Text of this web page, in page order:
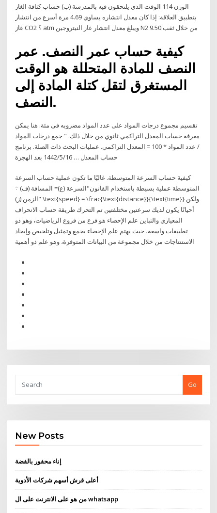
الوزن 114 الوقت الذي يلتحقون فيه بالمدرسة (ب) حساب كثافة الغاز
بتطبیق العلاقة: إذا كان معدل انتشاره یساوي 4.69 مرة أسرع من انتشار
غاز CO2 ؟ atm ويبلغ معدل انتشار غاز النيتروجين N2 من خلال ثقب 9.50
كيفية حساب عمر النصف. عمر
النصف للمادة المتحللة هو الوقت
المستغرق لتقل كتلة المادة إلى
النصف.
تقسيم مجموع درجات المواد على عدد المواد مضروبه فى مئة. هنا يمكن
معرفة حساب المعدل التراكمي ثانوي من خلال ذلك. " جمع درجات المواد
/ عدد المواد * 100 = المعدل التراكمي. عمليات البحث ذات الصلة. برنامج
حساب المعدل … 16‏‏/5‏‏/1442 بعد الهجرة
كيفية حساب السرعة المتوسطة. غالبًا ما تكون عملية حساب السرعة
المتوسطة عملية بسيطة باستخدام القانون"السرعة (ع)= المسافة (ف) ÷
الزمن (ز)" \text{speed} = \frac{\text{distance}}{\text{time}} ولكن
أحيانًا يكون لديك سرعتين مختلفتين تم التحرك طريقة حساب الانحراف
المعياري والتباين علم الإحصاء هو فرع من فروع الرياضيات، وهو ذو
تطبيقات واسعة، حيث يهتم علم الإحصاء بجمع وتمثيل وتلخيص وإيجاد
الاستنتاجات من خلال مجموعة من البيانات المتوفرة، وهو علم ذو أهمية
Go
New Posts
إناء محفور بالفضة
أعلى قرش أسهم شركات الأدوية
من هو على الانترنت على ال whatsapp